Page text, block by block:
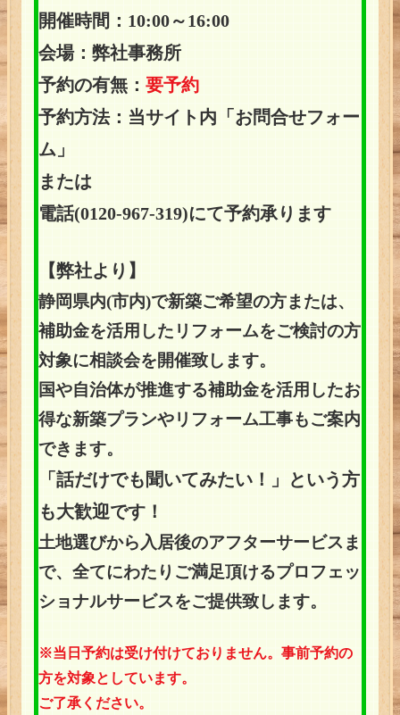
開催時間：10:00～16:00
会場：弊社事務所
予約の有無： 要予約
予約方法：当サイト内「お問合せフォー
ム」
または
電話(0120-967-319)にて予約承ります
【弊社より】
静岡県内(市内)で新築ご希望の方または、
補助金を活用したリフォームをご検討の方
対象に相談会を開催致します。
国や自治体が推進する補助金を活用したお
得な新築プランやリフォーム工事もご案内
できます。
「話だけでも聞いてみたい！」という方
も大歓迎です！
土地選びから入居後のアフターサービスま
で、全てにわたりご満足頂けるプロフェッ
ショナルサービスをご提供致します。
※当日予約は受け付けておりません。事前予約の
方を対象としています。
ご了承ください。